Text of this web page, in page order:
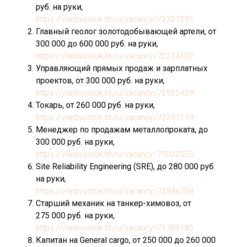
руб. на руки,
https://vladivostok.hh.ru/vacancy/72327391
Главный геолог золотодобывающей артели, от
300 000 до 600 000 руб. на руки,
https://vladivostok.hh.ru/vacancy/72234102
Управляющий прямых продаж и зарплатных
проектов, от 300 000 руб. на руки,
https://vladivostok.hh.ru/vacancy/72925429
Токарь, от 260 000 руб. на руки,
https://vladivostok.hh.ru/vacancy/72341219
Менеджер по продажам металлопроката, до
300 000 руб. на руки,
https://vladivostok.hh.ru/vacancy/73022055
Site Reliability Engineering (SRE), до 280 000 руб.
на руки,
https://vladivostok.hh.ru/vacancy/72946704
Старший механик на танкер-химовоз, от
275 000 руб. на руки,
https://vladivostok.hh.ru/vacancy/71789185
Капитан на General cargo, от 250 000 до 260 000